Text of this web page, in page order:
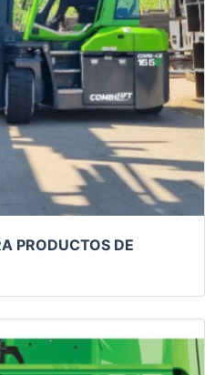
PRODUCTOS DE